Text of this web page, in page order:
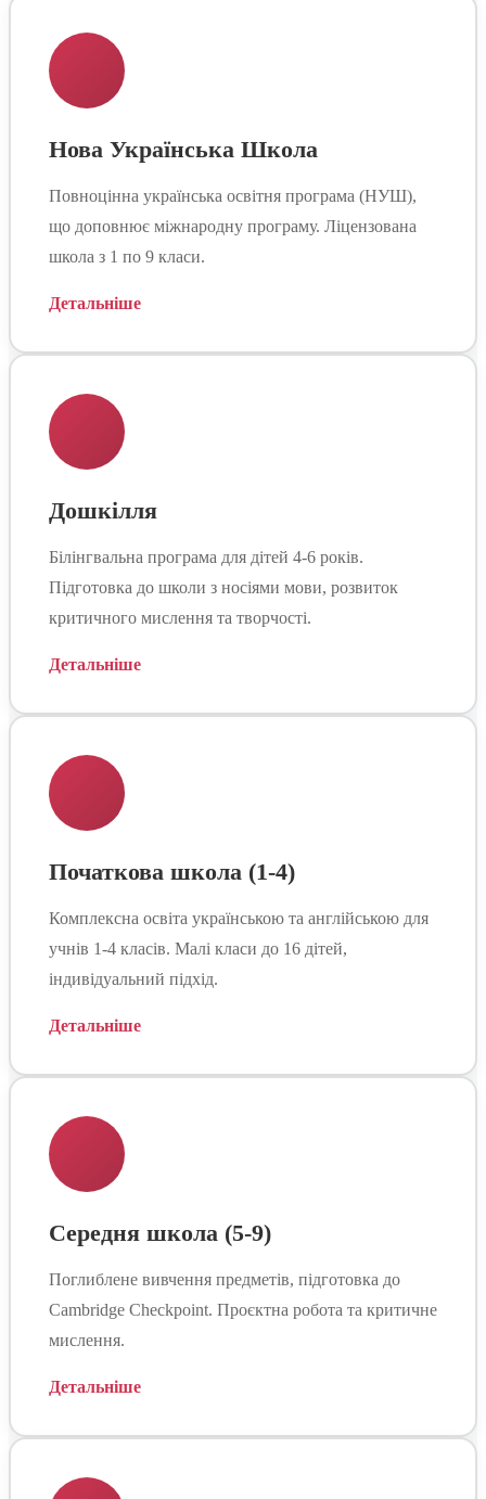
Нова Українська Школа
Повноцінна українська освітня програма (НУШ),
що доповнює міжнародну програму. Ліцензована
школа з 1 по 9 класи.
Детальніше
Дошкілля
Білінгвальна програма для дітей 4-6 років.
Підготовка до школи з носіями мови, розвиток
критичного мислення та творчості.
Детальніше
Початкова школа (1-4)
Комплексна освіта українською та англійською для
учнів 1-4 класів. Малі класи до 16 дітей,
індивідуальний підхід.
Детальніше
Середня школа (5-9)
Поглиблене вивчення предметів, підготовка до
Cambridge Checkpoint. Проєктна робота та критичне
мислення.
Детальніше